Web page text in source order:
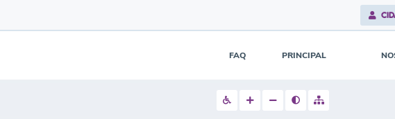
FAQ PRINCIPAL